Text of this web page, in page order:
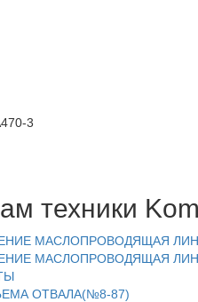
3
техники
МАСЛОПРОВОДЯЩАЯ
МАСЛОПРОВОДЯЩАЯ
ОТВАЛА(№8-87)